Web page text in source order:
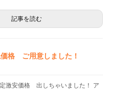
記事を読む
格 ご用意しました！
激安価格 出しちゃいました！ ア